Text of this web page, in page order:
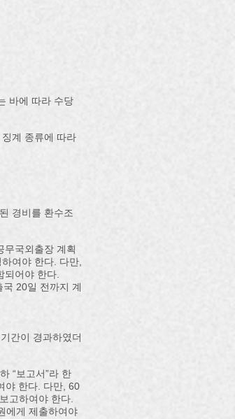
바에 따라 수당
계 종류에 따라
경비를 환수조
국외출장 계획
여야 한다. 다만,
어야 한다.
20일 전까지 계
간이 경과하였더
“보고서”라 한
야 한다. 다만, 60
고하여야 한다.
에게 제출하여야